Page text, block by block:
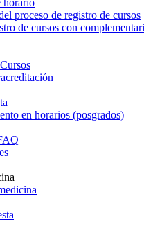
horario
proceso de registro de cursos
de cursos con
en horarios (posgrados)